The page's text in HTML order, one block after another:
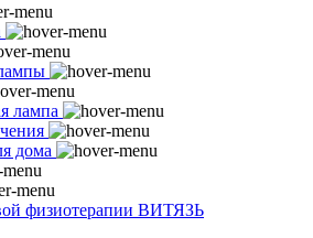
лампа
дома
физиотерапии ВИТЯЗЬ